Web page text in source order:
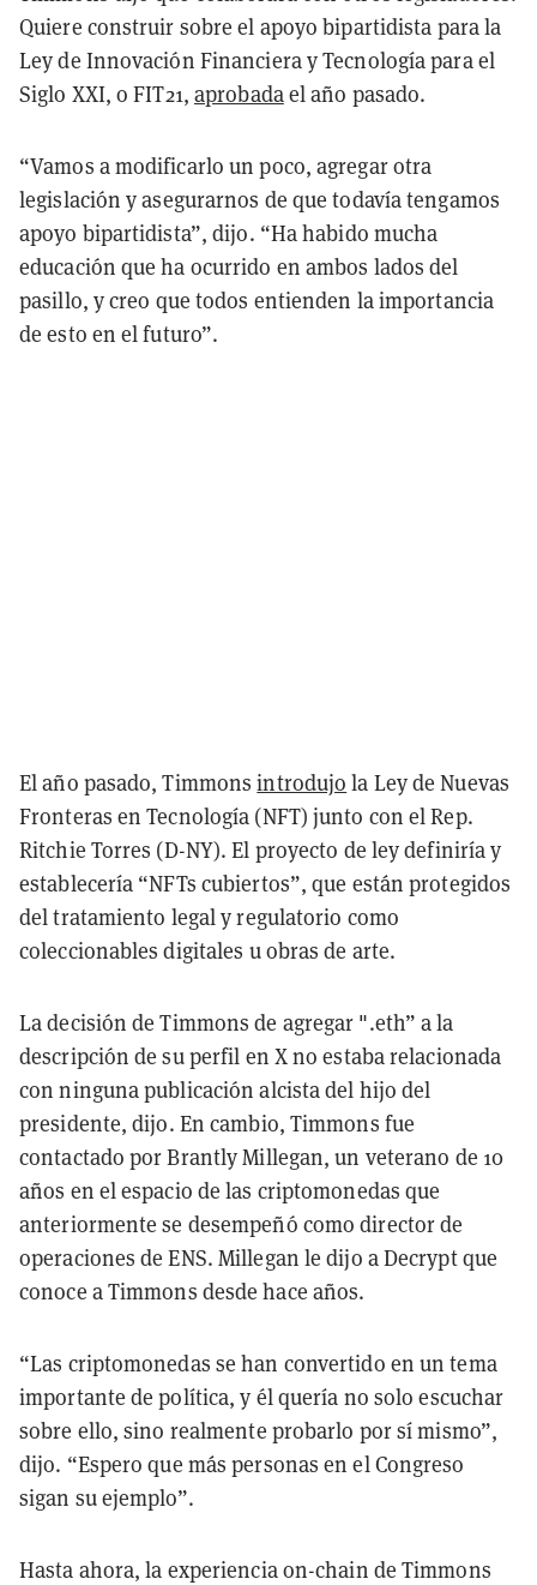
Quiere construir sobre el apoyo bipartidista para la
Ley de Innovación Financiera y Tecnología para el
Siglo XXI, o FIT21, aprobadael año pasado.
“Vamos a modificarlo un poco, agregar otra
legislación y asegurarnos de que todavía tengamos
apoyo bipartidista”, dijo. “Ha habido mucha
educación que ha ocurrido en ambos lados del
pasillo, y creo que todos entienden la importancia
de esto en el futuro”.
El año pasado, Timmonsintrodujo la Ley de Nuevas
Fronteras en Tecnología (NFT) junto con el Rep.
Ritchie Torres (D-NY). El proyecto de ley definiría y
establecería “NFTs cubiertos”, que están protegidos
del tratamiento legal y regulatorio como
coleccionables digitales u obras de arte.
La decisión de Timmons de agregar ".eth” a la
descripción de su perfil en X no estaba relacionada
con ninguna publicación alcista del hijo del
presidente, dijo. En cambio, Timmons fue
contactado por Brantly Millegan, un veterano de 10
años en el espacio de las criptomonedas que
anteriormente se desempeñó como director de
operaciones de ENS. Millegan le dijo a Decrypt que
conoce a Timmons desde hace años.
“Las criptomonedas se han convertido en un tema
importante de política, y él quería no solo escuchar
sobre ello, sino realmente probarlo por sí mismo”,
dijo. “Espero que más personas en el Congreso
sigan su ejemplo”.
Hasta ahora, la experiencia on-chain de Timmons